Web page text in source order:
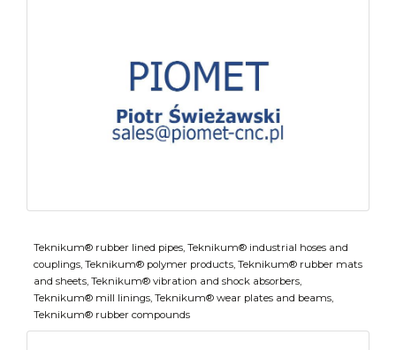
Teknikum® rubber lined pipes, Teknikum® industrial hoses and
couplings, Teknikum® polymer products, Teknikum® rubber mats
and sheets, Teknikum® vibration and shock absorbers,
Teknikum® mill linings, Teknikum® wear plates and beams,
Teknikum® rubber compounds